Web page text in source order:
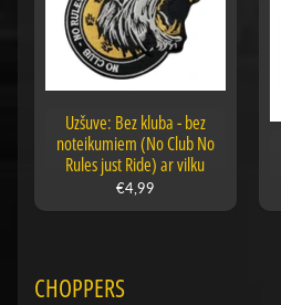
Uzšuve: Bez kluba - bez
noteikumiem (No Club No
Rules just Ride) ar vilku
€4,99
CHOPPERS